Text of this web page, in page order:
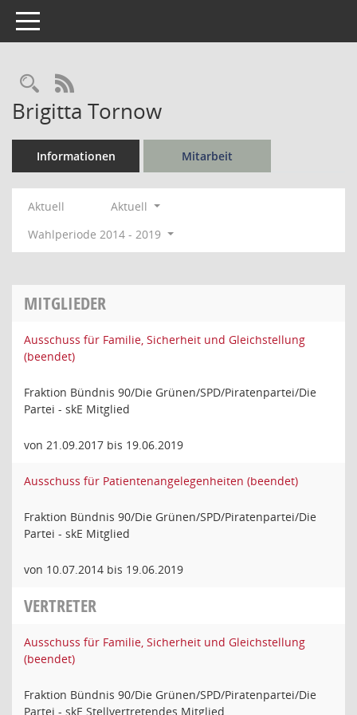
Toggle navigation
Rechercheauswahl
RSS-Feed
Brigitta Tornow
Informationen Mitarbeit
Aktuell
Aktuell
Wahlperiode 2014 - 2019
MITGLIEDER
Ausschuss für Familie, Sicherheit und Gleichstellung
(beendet)
Fraktion Bündnis 90/Die Grünen/SPD/Piratenpartei/Die
Partei - skE Mitglied
von 21.09.2017 bis 19.06.2019
Ausschuss für Patientenangelegenheiten (beendet)
Fraktion Bündnis 90/Die Grünen/SPD/Piratenpartei/Die
Partei - skE Mitglied
von 10.07.2014 bis 19.06.2019
VERTRETER
Ausschuss für Familie, Sicherheit und Gleichstellung
(beendet)
Fraktion Bündnis 90/Die Grünen/SPD/Piratenpartei/Die
Partei - skE Stellvertretendes Mitglied